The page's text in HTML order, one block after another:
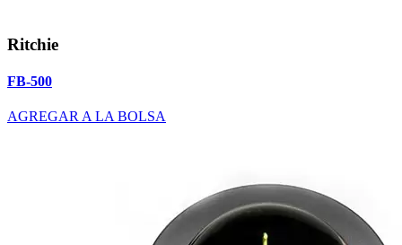
Ritchie
FB-500
AGREGAR A LA BOLSA